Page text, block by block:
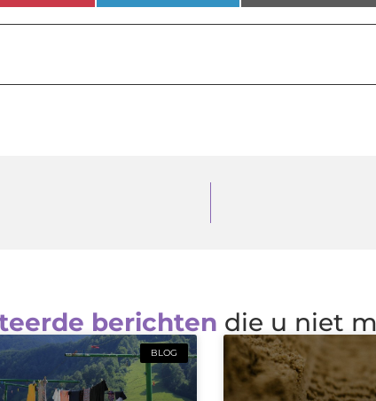
berichten die u niet
BLOG